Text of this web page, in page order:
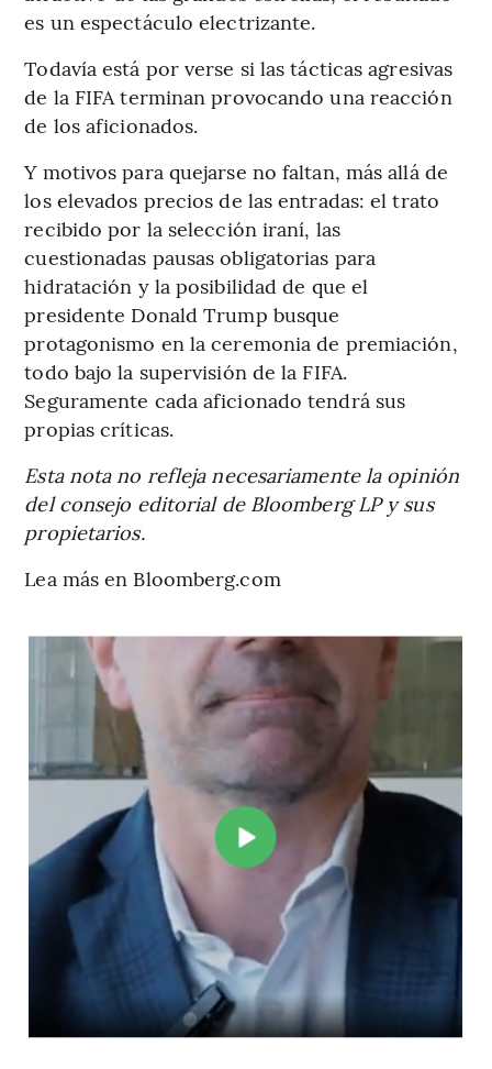
es un espectáculo electrizante.
Todavía está por verse si las tácticas agresivas
de la FIFA terminan provocando una reacción
de los aficionados.
Y motivos para quejarse no faltan, más allá de
los elevados precios de las entradas: el trato
recibido por la selección iraní, las
cuestionadas pausas obligatorias para
hidratación y la posibilidad de que el
presidente Donald Trump busque
protagonismo en la ceremonia de premiación,
todo bajo la supervisión de la FIFA.
Seguramente cada aficionado tendrá sus
propias críticas.
Esta nota no refleja necesariamente la opinión
del consejo editorial de Bloomberg LP y sus
propietarios.
Lea más en Bloomberg.com